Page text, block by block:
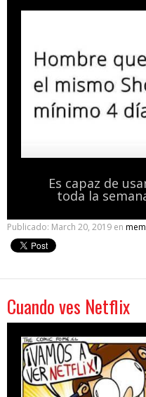
Es capaz de
toda la
Publicado: March 20, 2019 en
Cuando ves Netflix